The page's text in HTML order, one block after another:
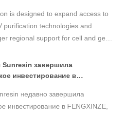
is designed to expand access to
purification technologies and
regional support for cell and gene
завершила
инвестирование в
промышленной
недавно завершила
инвестирование в FENGXINZE,